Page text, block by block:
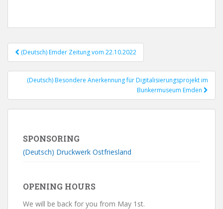
Post navigation
(Deutsch) Emder Zeitung vom 22.10.2022
(Deutsch) Besondere Anerkennung für Digitalisierungsprojekt im
Bunkermuseum Emden
SPONSORING
(Deutsch) Druckwerk Ostfriesland
OPENING HOURS
We will be back for you from May 1st.